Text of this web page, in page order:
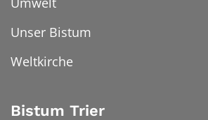
Unser Bistum
Weltkirche
Bistum Trier